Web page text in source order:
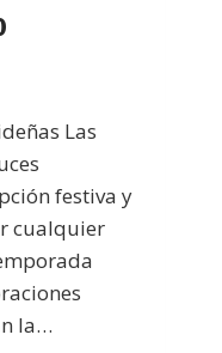
Las
festiva y
cualquier
la…